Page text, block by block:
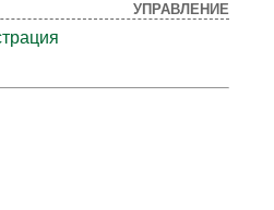
УПРАВЛЕНИЕ